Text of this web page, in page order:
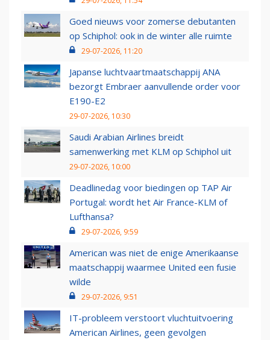
Goed nieuws voor zomerse debutanten
op Schiphol: ook in de winter alle ruimte
29-07-2026, 11:20
Japanse luchtvaartmaatschappij ANA
bezorgt Embraer aanvullende order voor
E190-E2
29-07-2026, 10:30
Saudi Arabian Airlines breidt
samenwerking met KLM op Schiphol uit
29-07-2026, 10:00
Deadlinedag voor biedingen op TAP Air
Portugal: wordt het Air France-KLM of
Lufthansa?
29-07-2026, 9:59
American was niet de enige Amerikaanse
maatschappij waarmee United een fusie
wilde
29-07-2026, 9:51
IT-probleem verstoort vluchtuitvoering
American Airlines, geen gevolgen